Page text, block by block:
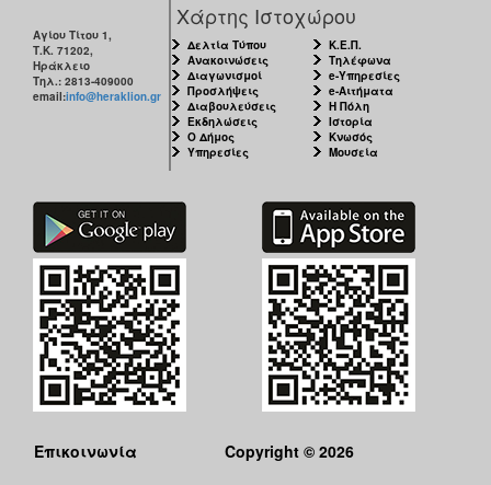
Αγίου Τίτου 1,
Τ.Κ. 71202,
Ηράκλειο
Τηλ.: 2813-409000
email:info@heraklion.gr
Χάρτης Ιστοχώρου
Δελτία Τύπου
Ανακοινώσεις
Διαγωνισμοί
Προσλήψεις
Διαβουλεύσεις
Εκδηλώσεις
Ο Δήμος
Υπηρεσίες
Κ.Ε.Π.
Τηλέφωνα
e-Υπηρεσίες
e-Αιτήματα
Η Πόλη
Ιστορία
Κνωσός
Μουσεία
Επικοινωνία
Copyright © 2026